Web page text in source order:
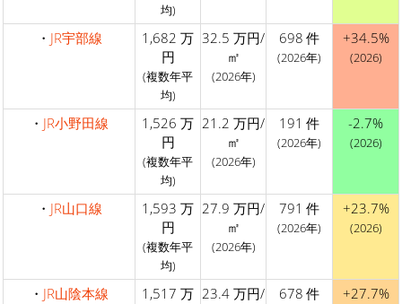
均)
・ JR宇部線
1,682 万
円
(複数年平
均)
32.5 万円/
㎡
(2026年)
698 件
(2026年)
+34.5%
(2026)
・ JR小野田線
1,526 万
円
(複数年平
均)
21.2 万円/
㎡
(2026年)
191 件
(2026年)
-2.7%
(2026)
・ JR山口線
1,593 万
円
(複数年平
均)
27.9 万円/
㎡
(2026年)
791 件
(2026年)
+23.7%
(2026)
・ JR山陰本線
1,517 万 23.4 万円/
678 件 +27.7%